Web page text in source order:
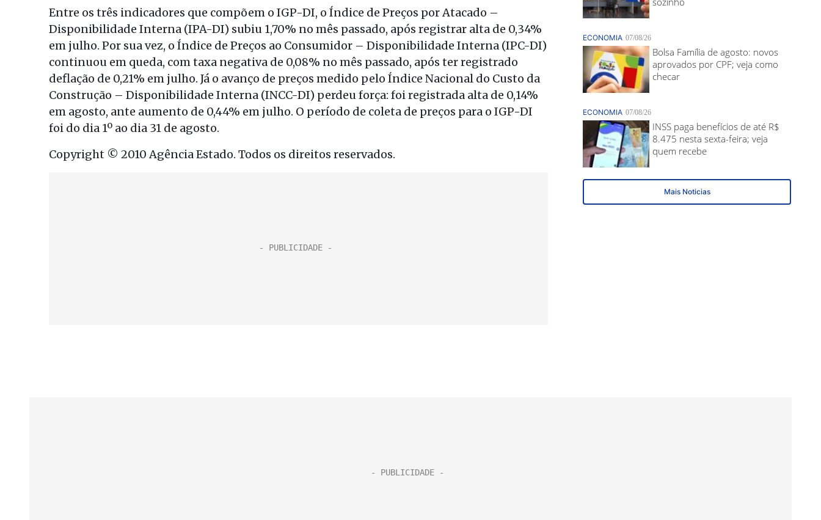
Entre os três indicadores que compõem o IGP-DI, o Índice de Preços por Atacado –
Disponibilidade Interna (IPA-DI) subiu 1,70% no mês passado, após registrar alta de 0,34%
em julho. Por sua vez, o Índice de Preços ao Consumidor – Disponibilidade Interna (IPC-DI)
continuou em queda, com taxa negativa de 0,08% no mês passado, após ter registrado
deflação de 0,21% em julho. Já o avanço de preços medido pelo Índice Nacional do Custo da
Construção – Disponibilidade Interna (INCC-DI) perdeu força: foi registrada alta de 0,14%
em agosto, ante aumento de 0,44% em julho. O período de coleta de preços para o IGP-DI
foi do dia 1º ao dia 31 de agosto.
Copyright © 2010 Agência Estado. Todos os direitos reservados.